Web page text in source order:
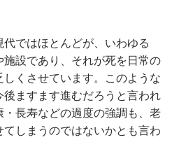
ではほとんどが、いわゆる
施設であり、それが死を日常の
くさせています。このような
ますます進むだろうと言われ
長寿などの過度の強調も、老
しまうのではないかとも言わ